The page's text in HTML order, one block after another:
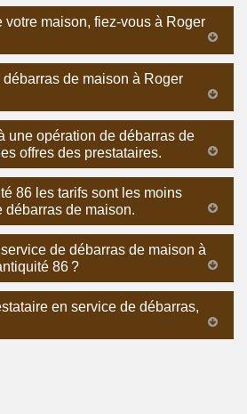
votre maison, fiez-vous à Roger
de maison à Roger
une opération de débarras de
offres des prestataires.
86 les tarifs sont les moins
débarras de maison.
de débarras de maison à
86 ?
en service de débarras,